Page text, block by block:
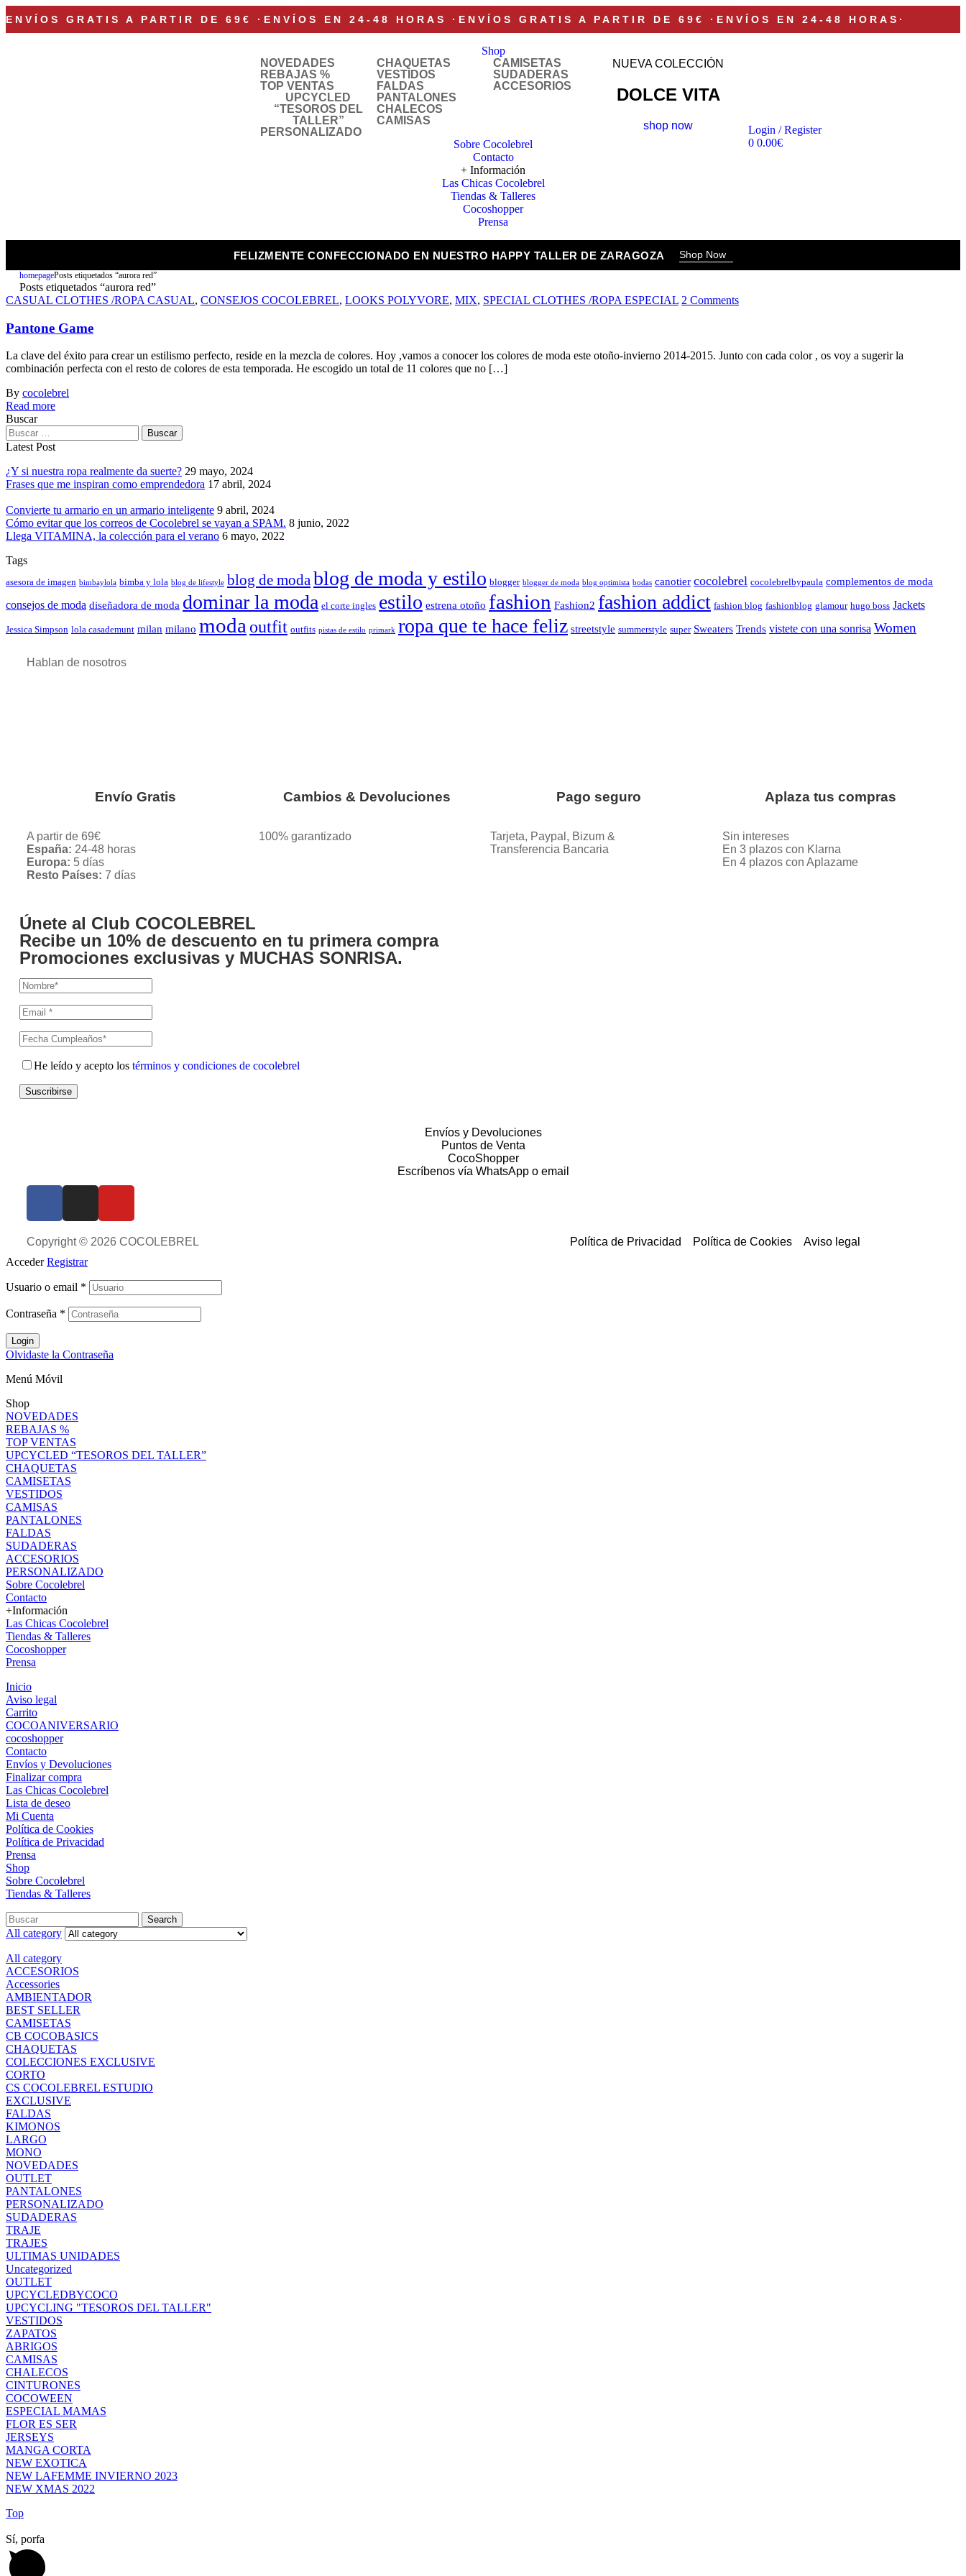
ENVÍOS GRATIS A PARTIR DE 69€ · ENVÍOS EN 24-48 HORAS · ENVÍOS GRATIS A PARTIR DE 69€ · ENVÍOS EN 24-48 HORAS ·
Shop
NOVEDADES
REBAJAS %
TOP VENTAS
UPCYCLED
“TESOROS DEL
TALLER”
PERSONALIZADO
CHAQUETAS
VESTIDOS
FALDAS
PANTALONES
CHALECOS
CAMISAS
CAMISETAS
SUDADERAS
ACCESORIOS
NUEVA COLECCIÓN
DOLCE VITA
shop now
Sobre Cocolebrel
Contacto
+ Información
Las Chicas Cocolebrel
Tiendas & Talleres
Cocoshopper
Prensa
Login / Register
0 0.00€
FELIZMENTE CONFECCIONADO EN NUESTRO HAPPY TALLER DE ZARAGOZA Shop Now
homepagePosts etiquetados “aurora red”
Posts etiquetados “aurora red”
CASUAL CLOTHES /ROPA CASUAL, CONSEJOS COCOLEBREL, LOOKS POLYVORE, MIX, SPECIAL CLOTHES /ROPA ESPECIAL 2 Comments
Pantone Game
La clave del éxito para crear un estilismo perfecto, reside en la mezcla de colores. Hoy ,vamos a conocer los colores de moda este otoño-invierno 2014-2015. Junto con cada color , os voy a sugerir la
combinación perfecta con el resto de colores de esta temporada. He escogido un total de 11 colores que no […]
By cocolebrel
Read more
Buscar
Latest Post
¿Y si nuestra ropa realmente da suerte? 29 mayo, 2024
Frases que me inspiran como emprendedora 17 abril, 2024
Convierte tu armario en un armario inteligente 9 abril, 2024
Cómo evitar que los correos de Cocolebrel se vayan a SPAM. 8 junio, 2022
Llega VITAMINA, la colección para el verano 6 mayo, 2022
Tags
asesora de imagen bimbaylola bimba y lola blog de lifestyle blog de modablog de moda y estilo blogger blogger de moda blog optimista bodas canotier cocolebrel cocolebrelbypaula complementos de moda
consejos de moda diseñadora de moda dominar la moda el corte ingles estilo estrena otoño fashion Fashion2 fashion addict fashion blog fashionblog glamour hugo boss Jackets
Jessica Simpson lola casademunt milan milano modaoutfit outfits pistas de estilo primark ropa que te hace feliz streetstyle summerstyle super Sweaters Trends vistete con una sonrisa Women
Hablan de nosotros
Envío Gratis
A partir de 69€
España: 24-48 horas
Europa: 5 días
Resto Países: 7 días
Cambios & Devoluciones
100% garantizado
Pago seguro
Tarjeta, Paypal, Bizum &
Transferencia Bancaria
Aplaza tus compras
Sin intereses
En 3 plazos con Klarna
En 4 plazos con Aplazame
Únete al Club COCOLEBREL
Recibe un 10% de descuento en tu primera compra
Promociones exclusivas y MUCHAS SONRISA.
He leído y acepto los términos y condiciones de cocolebrel
Suscribirse
Envíos y Devoluciones
Puntos de Venta
CocoShopper
Escríbenos vía WhatsApp o email
Copyright © 2026 COCOLEBREL Política de Privacidad Política de Cookies
Aviso legal
Acceder Registrar
Usuario o email *
Contraseña *
Login
Olvidaste la Contraseña
Menú Móvil
Shop
NOVEDADES
REBAJAS %
TOP VENTAS
UPCYCLED “TESOROS DEL TALLER”
CHAQUETAS
CAMISETAS
VESTIDOS
CAMISAS
PANTALONES
FALDAS
SUDADERAS
ACCESORIOS
PERSONALIZADO
Sobre Cocolebrel
Contacto
+Información
Las Chicas Cocolebrel
Tiendas & Talleres
Cocoshopper
Prensa
Inicio
Aviso legal
Carrito
COCOANIVERSARIO
cocoshopper
Contacto
Envíos y Devoluciones
Finalizar compra
Las Chicas Cocolebrel
Lista de deseo
Mi Cuenta
Política de Cookies
Política de Privacidad
Prensa
Shop
Sobre Cocolebrel
Tiendas & Talleres
Search
All category
All category
ACCESORIOS
Accessories
AMBIENTADOR
BEST SELLER
CAMISETAS
CB COCOBASICS
CHAQUETAS
COLECCIONES EXCLUSIVE
CORTO
CS COCOLEBREL ESTUDIO
EXCLUSIVE
FALDAS
KIMONOS
LARGO
MONO
NOVEDADES
OUTLET
PANTALONES
PERSONALIZADO
SUDADERAS
TRAJE
TRAJES
ULTIMAS UNIDADES
Uncategorized
OUTLET
UPCYCLEDBYCOCO
UPCYCLING "TESOROS DEL TALLER"
VESTIDOS
ZAPATOS
ABRIGOS
CAMISAS
CHALECOS
CINTURONES
COCOWEEN
ESPECIAL MAMAS
FLOR ES SER
JERSEYS
MANGA CORTA
NEW EXOTICA
NEW LAFEMME INVIERNO 2023
NEW XMAS 2022
Top
Sí, porfa